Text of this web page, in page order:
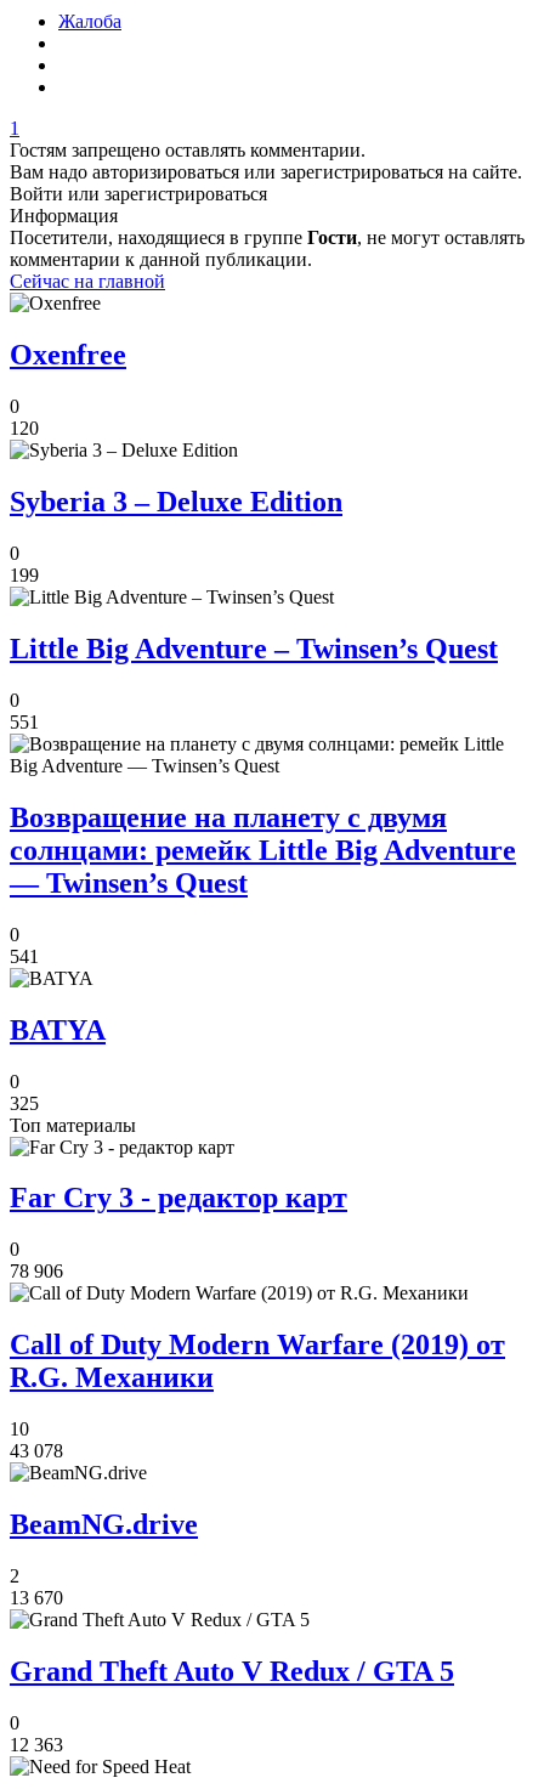
Жалоба
1
Гостям запрещено оставлять комментарии.
Вам надо авторизироваться или зарегистрироваться на сайте.
Войти или зарегистрироваться
Информация
Посетители, находящиеся в группе Гости, не могут оставлять
комментарии к данной публикации.
Сейчас на главной
Oxenfree
0
120
Syberia 3 – Deluxe Edition
0
199
Little Big Adventure – Twinsen’s Quest
0
551
Возвращение на планету с двумя
солнцами: ремейк Little Big Adventure
— Twinsen’s Quest
0
541
BATYA
0
325
Топ материалы
Far Cry 3 - редактор карт
0
78 906
Call of Duty Modern Warfare (2019) от
R.G. Механики
10
43 078
BeamNG.drive
2
13 670
Grand Theft Auto V Redux / GTA 5
0
12 363